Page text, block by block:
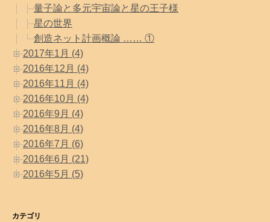
量子論と多元宇宙論と星の王子様
星の世界
創造ネット計画概論 …… ①
2017年1月 (4)
2016年12月 (4)
2016年11月 (4)
2016年10月 (4)
2016年9月 (4)
2016年8月 (4)
2016年7月 (6)
2016年6月 (21)
2016年5月 (5)
カテゴリ